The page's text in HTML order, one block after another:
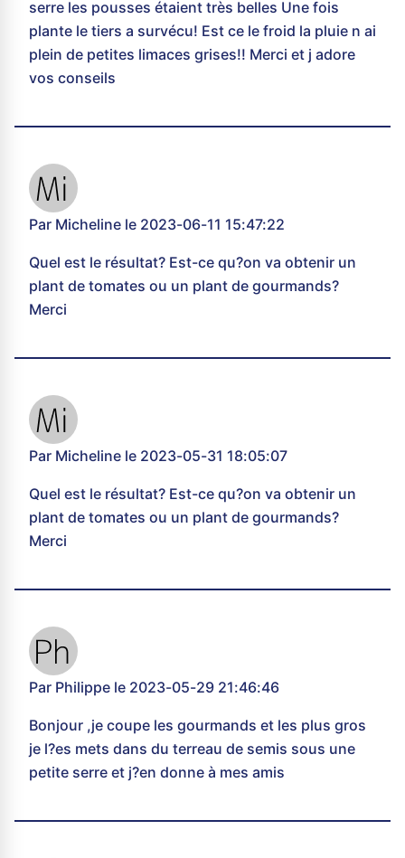
serre les pousses étaient très belles Une fois
plante le tiers a survécu! Est ce le froid la pluie n ai
plein de petites limaces grises!! Merci et j adore
vos conseils
Par Micheline le 2023-06-11 15:47:22
Quel est le résultat? Est-ce qu?on va obtenir un
plant de tomates ou un plant de gourmands?
Merci
Par Micheline le 2023-05-31 18:05:07
Quel est le résultat? Est-ce qu?on va obtenir un
plant de tomates ou un plant de gourmands?
Merci
Par Philippe le 2023-05-29 21:46:46
Bonjour ,je coupe les gourmands et les plus gros
je l?es mets dans du terreau de semis sous une
petite serre et j?en donne à mes amis